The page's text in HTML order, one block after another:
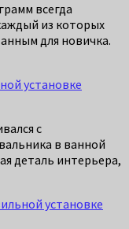
всегда
из которых
для новичка.
установке
с
в ванной
деталь интерьера,
установке